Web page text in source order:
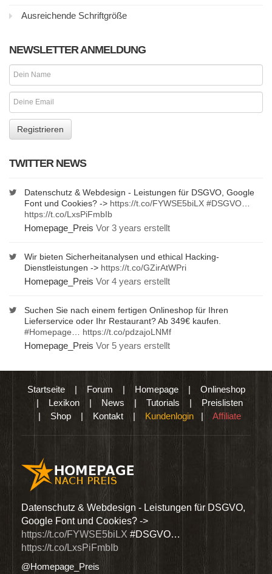
Ausreichende Schriftgröße
NEWSLETTER ANMELDUNG
TWITTER NEWS
Datenschutz & Webdesign - Leistungen für DSGVO, Google
Font und Cookies? -> https://t.co/FYWSE5biLX #DSGVO
https://t.co/LxsPiFmbIb
Homepage_Preis Vor 3 years erstellt
Wir bieten Sicherheitanalysen und ethical Hacking-
Dienstleistungen -> https://t.co/GZirAtWPri
Homepage_Preis Vor 4 years erstellt
Suchen Sie nach einem fertigen Onlineshop für Ihren
Lieferservice oder Ihr Restaurant? Ab 349€ kaufen.
#Homepage
https://t.co/pdzajoLNMf
Homepage_Preis Vor 5 years erstellt
Startseite| Forum | Homepage| Onlineshop
| Lexikon | News | Tutorials | Preislisten
| Shop | Kontakt | Kundenlogin | Affiliate
Datenschutz & Webdesign - Leistungen für DSGVO,
Google Font und Cookies? ->
https://t.co/FYWSE5biLX #DSGVO…
https://t.co/LxsPiFmbIb
@Homepage_Preis